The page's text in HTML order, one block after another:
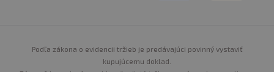
Podľa zákona o evidencii tržieb je predávajúci povinný vystaviť
kupujúcemu doklad.